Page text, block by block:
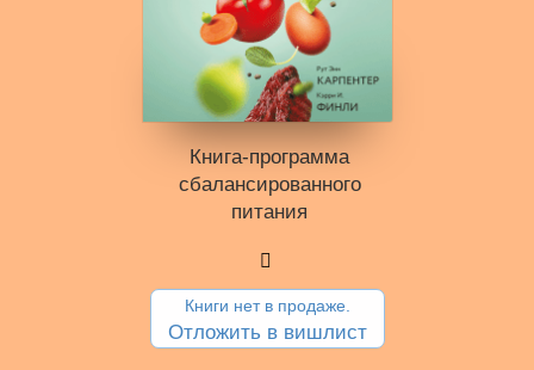
Книга-программа
сбалансированного
питания
Книги нет в продаже.
Отложить в вишлист